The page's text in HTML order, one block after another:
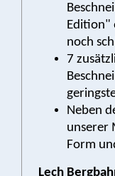
Edition"
noch
7
Neben
unserer
Form
Lech